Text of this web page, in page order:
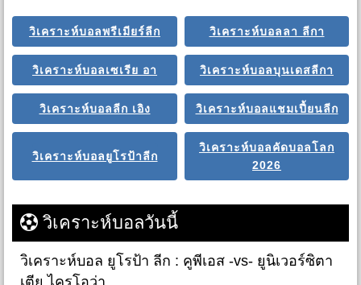
วิเคราะห์บอลพรีเมียร์ลีก วิเคราะห์บอลลา ลีกา
วิเคราะห์บอลเซเรีย อา วิเคราะห์บอลบุนเดสลีกา
วิเคราะห์บอลลีก เอิง วิเคราะห์บอลแชมเปี้ยนลีก
วิเคราะห์บอลยูโรป้าลีก
วิเคราะห์บอลคัดบอลโลก
2026
วิเคราะห์บอลวันนี้
วิเคราะห์บอล ยูโรป้า ลีก : คูพีเอส -vs- ยูนิเวอร์ซิตา
เตีย ไครโอว่า